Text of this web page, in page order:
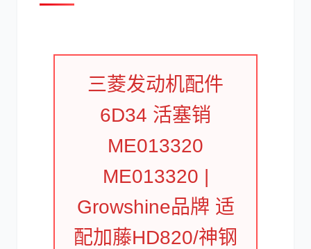
三菱发动机配件
6D34 活塞销
ME013320
ME013320 |
Growshine品牌 适
配加藤HD820/神钢